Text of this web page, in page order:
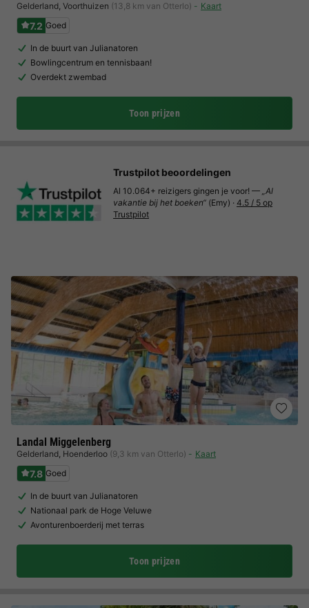
Gelderland, Voorthuizen (13,8 km van Otterlo) Kaart
7.2 Goed
In de buurt van Julianatoren
Bowlingcentrum en tennisbaan!
Overdekt zwembad
Toon prijzen
Landal Miggelenberg
Gelderland, Hoenderloo (9,3 km van Otterlo) Kaart
7.8 Goed
In de buurt van Julianatoren
Nationaal park de Hoge Veluwe
Avonturenboerderij met terras
Toon prijzen
Trustpilot beoordelingen
Al 10.064+ reizigers gingen je voor! — „Al
vakantie bij het boeken“ (Emy) · 4.5 / 5 op
Trustpilot